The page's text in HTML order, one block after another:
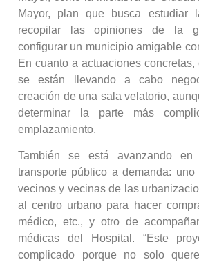
Mayor, plan que busca estudiar
recopilar las opiniones de la
configurar un municipio amigable
En cuanto a actuaciones
se están llevando a cabo
creación de una sala velatorio,
determinar la parte más
emplazamiento.
También se está avanzando
transporte público a demanda:
vecinos y vecinas de las
al centro urbano para hacer
médico, etc., y otro de
médicas del Hospital. “Este
complicado porque no solo